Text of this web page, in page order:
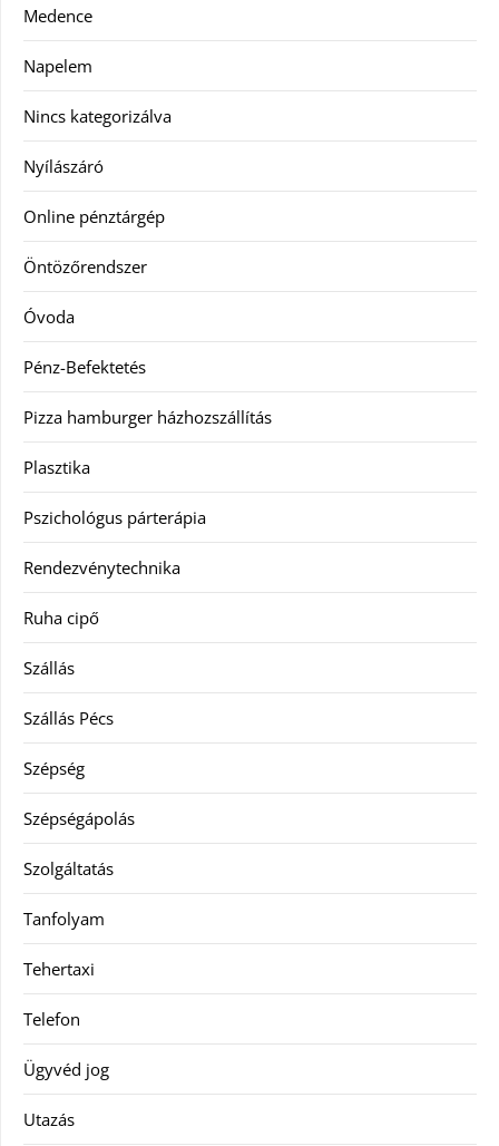
Medence
Napelem
Nincs kategorizálva
Nyílászáró
Online pénztárgép
Öntözőrendszer
Óvoda
Pénz-Befektetés
Pizza hamburger házhozszállítás
Plasztika
Pszichológus párterápia
Rendezvénytechnika
Ruha cipő
Szállás
Szállás Pécs
Szépség
Szépségápolás
Szolgáltatás
Tanfolyam
Tehertaxi
Telefon
Ügyvéd jog
Utazás